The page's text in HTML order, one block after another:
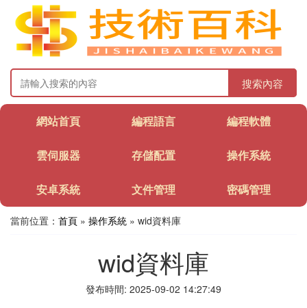
搜索內容
網站首頁 編程語言 編程軟體
雲伺服器 存儲配置 操作系統
安卓系統 文件管理 密碼管理
當前位置： 首頁 » 操作系統 » wid資料庫
wid資料庫
發布時間: 2025-09-02 14:27:49